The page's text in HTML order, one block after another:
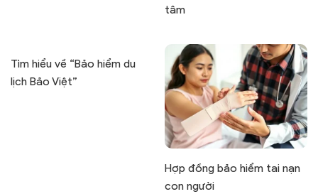
tâm
Tìm hiểu về “Bảo hiểm du
lịch Bảo Việt”
Hợp đồng bảo hiểm tai nạn
con người